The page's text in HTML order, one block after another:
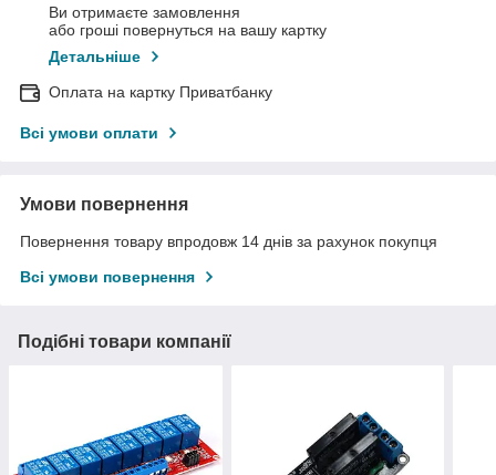
Ви отримаєте замовлення
або гроші повернуться на вашу картку
Детальніше
Оплата на картку Приватбанку
Всі умови оплати
Умови повернення
Повернення товару впродовж 14 днів за рахунок покупця
Всі умови повернення
Подібні товари компанії